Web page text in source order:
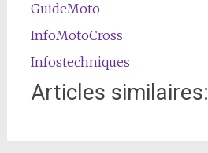
GuideMoto
InfoMotoCross
Infostechniques
Articles similaires: